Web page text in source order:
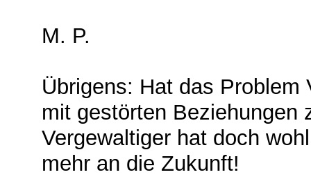
M. P.
Übrigens: Hat das Problem
mit gestörten Beziehungen
Vergewaltiger hat doch
mehr an die Zukunft!